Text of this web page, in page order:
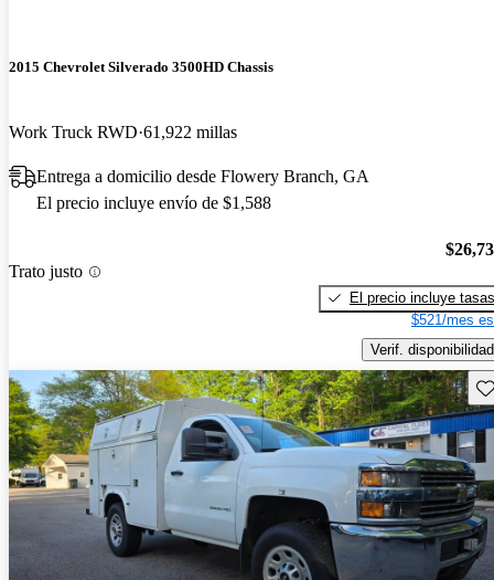
2015 Chevrolet Silverado 3500HD Chassis
Work Truck RWD 61,922 millas
Entrega a domicilio desde Flowery Branch, GA
El precio incluye envío de $1,588
Trato justo
El precio incluye tasas
$521/mes
Verif. disponibilidad